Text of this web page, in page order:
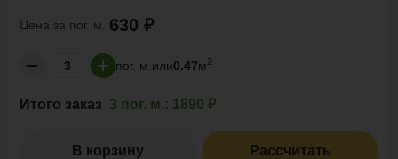
Цена за пог. м.:630 ₽
пог. м. или0.47м2
Итого заказ 3 пог. м.: 1890 ₽
В корзину Рассчитать